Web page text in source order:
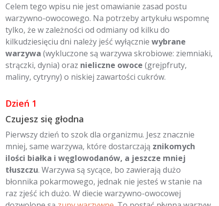
Celem tego wpisu nie jest omawianie zasad postu
warzywno-owocowego. Na potrzeby artykułu wspomnę
tylko, że w zależności od odmiany od kilku do
kilkudziesięciu dni należy jeść wyłączniewybrane
warzywa (wykluczone są warzywa skrobiowe: ziemniaki,
strączki, dynia) oraz nieliczne owoce (grejpfruty,
maliny, cytryny) o niskiej zawartości cukrów.
Dzień 1
Czujesz się głodna
Pierwszy dzień to szok dla organizmu. Jesz znacznie
mniej, same warzywa, które dostarczają znikomych
ilości białka i węglowodanów, a jeszcze mniej
tłuszczu. Warzywa są sycące, bo zawierają dużo
błonnika pokarmowego, jednak nie jesteś w stanie na
raz zjeść ich dużo. W diecie warzywno-owocowej